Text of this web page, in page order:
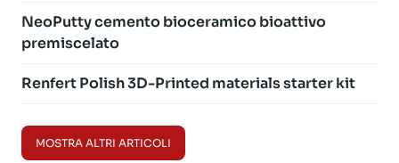
NeoPutty cemento bioceramico bioattivo
premiscelato
Renfert Polish 3D-Printed materials starter kit
MOSTRA ALTRI ARTICOLI